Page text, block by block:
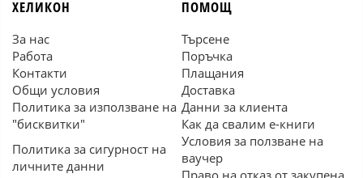
ХЕЛИКОН
За нас
Работа
Контакти
Общи условия
Политика за използване на
"бисквитки"
Политика за сигурност на
личните данни
ПОМОЩ
Търсене
Поръчка
Плащания
Доставка
Данни за клиента
Как да свалим е-книги
Условия за ползване на
ваучер
Право на отказ от закупена